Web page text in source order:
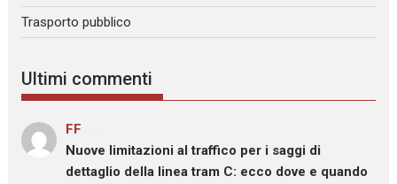
Trasporto pubblico
Ultimi commenti
FF
Nuove limitazioni al traffico per i saggi di
dettaglio della linea tram C: ecco dove e quando